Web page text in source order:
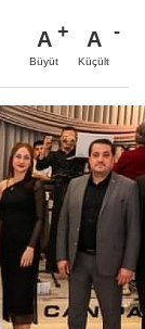
A
Büyüt
A
Küçült